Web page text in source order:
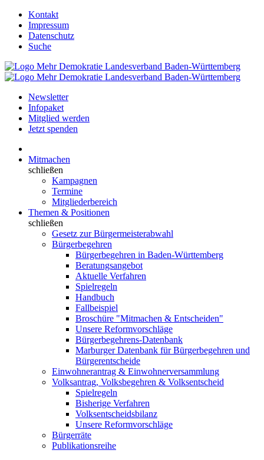
Kontakt
Impressum
Datenschutz
Suche
Newsletter
Infopaket
Mitglied werden
Jetzt spenden
Mitmachen
schließen
Kampagnen
Termine
Mitgliederbereich
Themen & Positionen
schließen
Gesetz zur Bürgermeisterabwahl
Bürgerbegehren
Bürgerbegehren in Baden-Württemberg
Beratungsangebot
Aktuelle Verfahren
Spielregeln
Handbuch
Fallbeispiel
Broschüre "Mitmachen & Entscheiden"
Unsere Reformvorschläge
Bürgerbegehrens-Datenbank
Marburger Datenbank für Bürgerbegehren und
Bürgerentscheide
Einwohnerantrag & Einwohnerversammlung
Volksantrag, Volksbegehren & Volksentscheid
Spielregeln
Bisherige Verfahren
Volksentscheidsbilanz
Unsere Reformvorschläge
Bürgerräte
Publikationsreihe